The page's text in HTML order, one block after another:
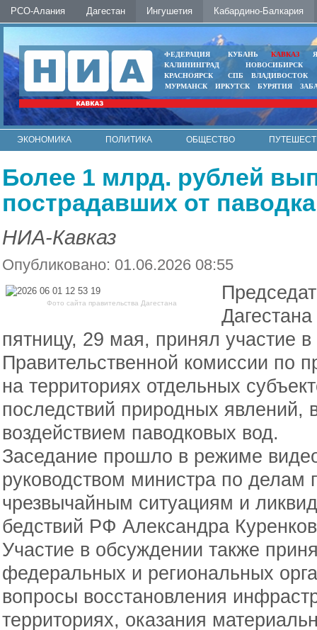
РСО-Алания Дагестан Ингушетия Кабардино-Балкария
ФЕДЕРАЦИЯ КУБАНЬ КАВКАЗ
КАЛИНИНГРАД
НОВОСИБИРСК
КРАСНОЯРСК
СПБ
ВЛАДИВОСТОК
МУРМАНСК
ИРКУТСК БУРЯТИЯ
ЭКОНОМИКА ПОЛИТИКА ОБЩЕСТВО
Более 1 млрд. рублей
пострадавших от
НИА-Кавказ
Опубликовано: 01.06.2026 08:55
Фото сайта правительства Дагестана
пятницу, 29 мая, принял участие в
Правительственной комиссии по
на территориях отдельных
последствий природных явлений,
воздействием паводковых вод.
Заседание прошло в режиме
руководством министра по делам
чрезвычайным ситуациям и
бедствий РФ Александра
Участие в обсуждении также
федеральных и региональных
вопросы восстановления
территориях, оказания